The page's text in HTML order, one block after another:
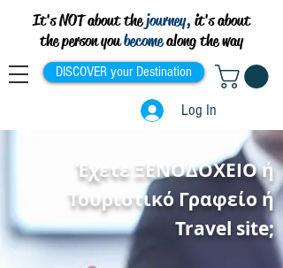
It's NOT about thejourney, it's about
the person youbecomealong the way
DISCOVER your Destination
Log In
Έχετε ΞΕΝΟΔΟΧΕΙΟ ή
Τουριστικό Γραφείο ή
Travel site;